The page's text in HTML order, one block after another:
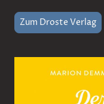
Zum Droste Verlag